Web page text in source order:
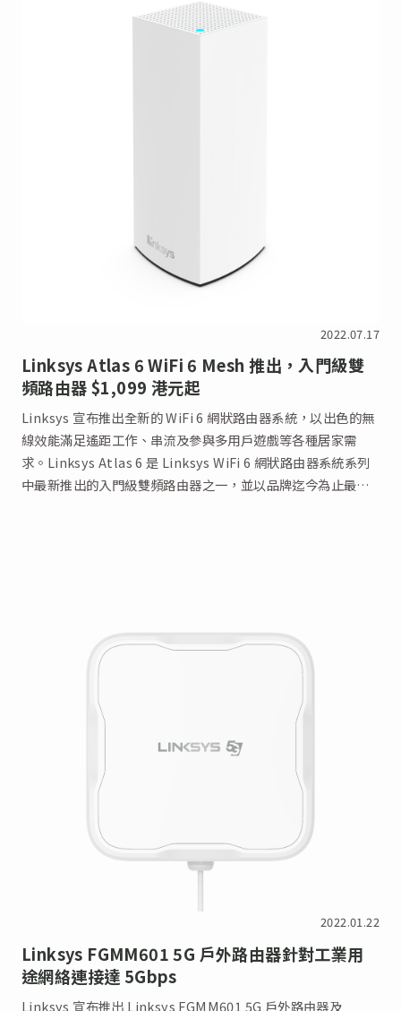
2022.07.17
Linksys Atlas 6 WiFi 6 Mesh 推出，入門級雙
頻路由器 $1,099 港元起
Linksys 宣布推出全新的 WiFi 6 網狀路由器系統，以出色的無
線效能滿足遙距工作、串流及參與多用戶遊戲等各種居家需
求。Linksys Atlas 6 是 Linksys WiFi 6 網狀路由器系統系列
中最新推出的入門級雙頻路由器之一，並以品牌迄今為止最優
2022.01.22
Linksys FGMM601 5G 戶外路由器針對工業用
途網絡連接達 5Gbps
Linksys 宣布推出 Linksys FGMM601 5G 戶外路由器及